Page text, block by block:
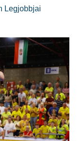
Legjobbjai